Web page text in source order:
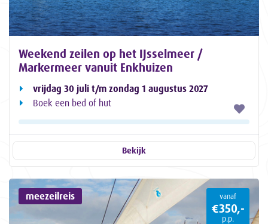
Weekend zeilen op het IJsselmeer /
Markermeer vanuit Enkhuizen
vrijdag 30 juli t/m zondag 1 augustus 2027
Boek een bed of hut
Bekijk
meezeilreis vanaf
€350,-
p.p.